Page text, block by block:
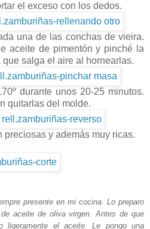
el exceso con los dedos.
una de las conchas de vieira.
aceite de pimentón y pinché la
salga el aire al hornearlas.
durante unos 20-25 minutos.
quitarlas del molde.
preciosas y además muy ricas.
presente en mi cocina. Lo preparo
aceite de oliva virgen. Antes de que
ligeramente el aceite. Le pongo una